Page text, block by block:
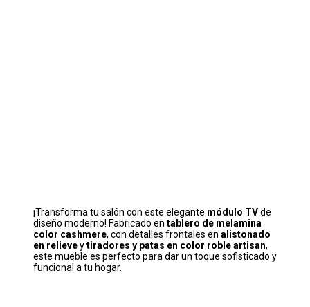
¡Transforma tu salón con este elegante módulo TVde
diseño moderno! Fabricado en tablero de melamina
color cashmere, con detalles frontales en alistonado
en relieveytiradores y patas en color roble artisan,
este mueble es perfecto para dar un toque sofisticado y
funcional a tu hogar.